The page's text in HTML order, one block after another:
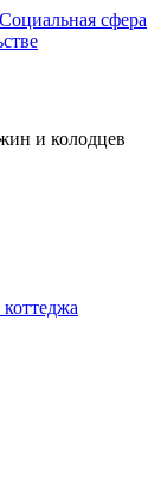
сфера
и колодцев